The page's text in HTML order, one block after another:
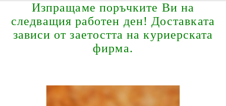
Изпращаме поръчките Ви на
следващия работен ден! Доставката
зависи от заетостта на куриерската
фирма.